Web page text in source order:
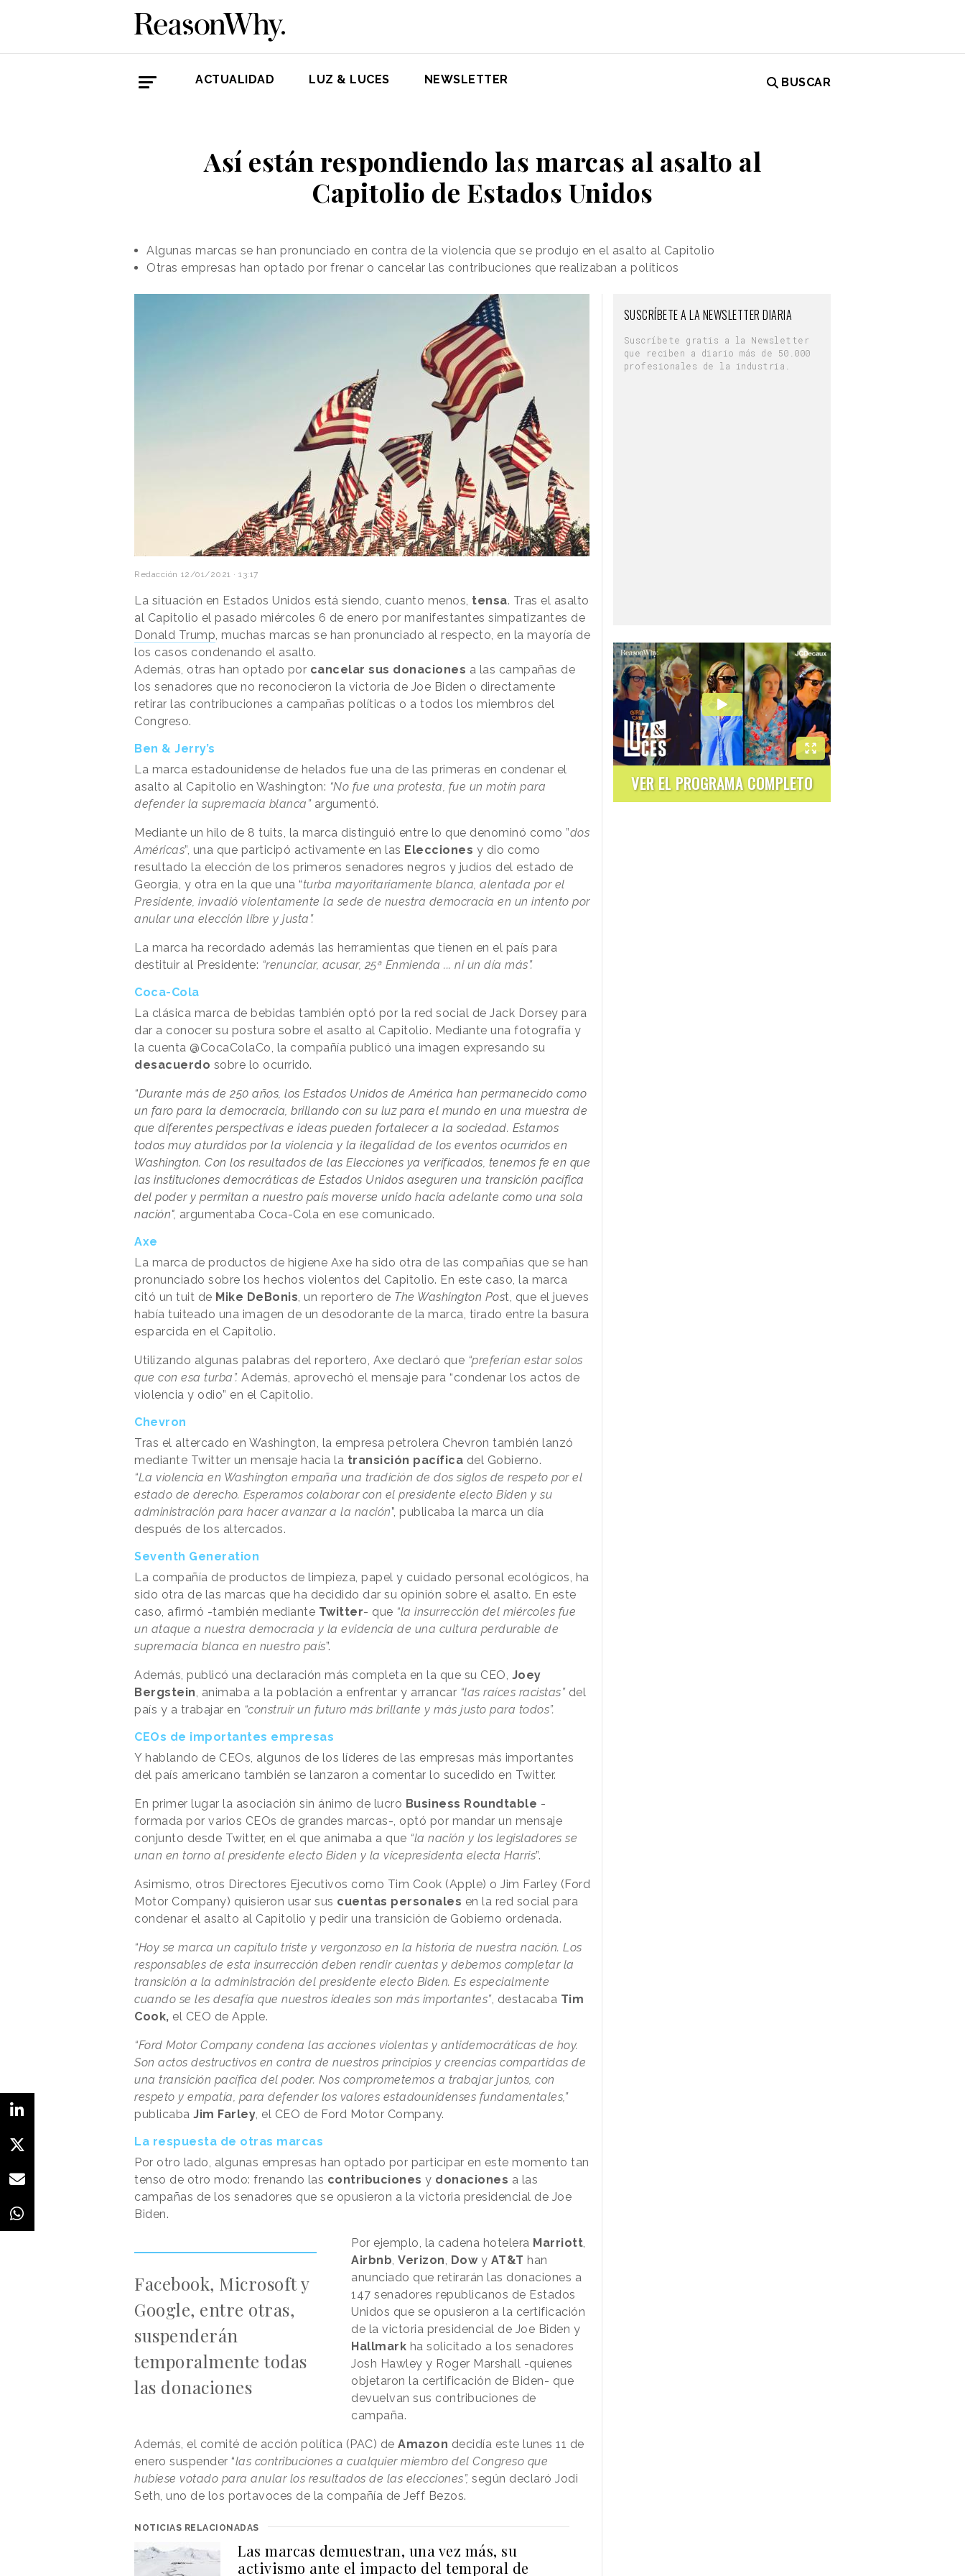
ACTUALIDAD LUZ & LUCES NEWSLETTER BUSCAR
Así están respondiendo las marcas al asalto al
Capitolio de Estados Unidos
Algunas marcas se han pronunciado en contra de la violencia que se produjo en el asalto al Capitolio
Otras empresas han optado por frenar o cancelar las contribuciones que realizaban a políticos
Redacción 12/01/2021 · 13:17
La situación en Estados Unidos está siendo, cuanto menos, tensa. Tras el asalto
al Capitolio el pasado miércoles 6 de enero por manifestantes simpatizantes de
Donald Trump , muchas marcas se han pronunciado al respecto, en la mayoría de
los casos condenando el asalto.
Además, otras han optado por cancelar sus donaciones a las campañas de
los senadores que no reconocieron la victoria de Joe Biden o directamente
retirar las contribuciones a campañas políticas o a todos los miembros del
Congreso.
Ben & Jerry’s
La marca estadounidense de helados fue una de las primeras en condenar el
asalto al Capitolio en Washington: “No fue una protesta, fue un motín para
defender la supremacía blanca”argumentó.
Mediante un hilo de 8 tuits, la marca distinguió entre lo que denominó como ”dos
Américas”, una que participó activamente en las Elecciones y dio como
resultado la elección de los primeros senadores negros y judíos del estado de
Georgia, y otra en la que una “turba mayoritariamente blanca, alentada por el
Presidente, invadió violentamente la sede de nuestra democracia en un intento por
anular una elección libre y justa”.
La marca ha recordado además las herramientas que tienen en el país para
destituir al Presidente: “renunciar, acusar, 25ª Enmienda ... ni un día más”.
Coca-Cola
La clásica marca de bebidas también optó por la red social de Jack Dorsey para
dar a conocer su postura sobre el asalto al Capitolio. Mediante una fotografía y
la cuenta @CocaColaCo, la compañía publicó una imagen expresando su
desacuerdo sobre lo ocurrido.
“Durante más de 250 años, los Estados Unidos de América han permanecido como
un faro para la democracia, brillando con su luz para el mundo en una muestra de
que diferentes perspectivas e ideas pueden fortalecer a la sociedad. Estamos
todos muy aturdidos por la violencia y la ilegalidad de los eventos ocurridos en
Washington. Con los resultados de las Elecciones ya verificados, tenemos fe en que
las instituciones democráticas de Estados Unidos aseguren una transición pacífica
del poder y permitan a nuestro país moverse unido hacia adelante como una sola
nación", argumentaba Coca-Cola en ese comunicado.
Axe
La marca de productos de higiene Axe ha sido otra de las compañías que se han
pronunciado sobre los hechos violentos del Capitolio. En este caso, la marca
citó un tuit de Mike DeBonis , un reportero de The Washington Post, que el jueves
había tuiteado una imagen de un desodorante de la marca, tirado entre la basura
esparcida en el Capitolio.
Utilizando algunas palabras del reportero, Axe declaró que “preferían estar solos
que con esa turba”. Además, aprovechó el mensaje para “condenar los actos de
violencia y odio” en el Capitolio.
Chevron
Tras el altercado en Washington, la empresa petrolera Chevron también lanzó
mediante Twitter un mensaje hacia la transición pacífica del Gobierno.
“La violencia en Washington empaña una tradición de dos siglos de respeto por el
estado de derecho. Esperamos colaborar con el presidente electo Biden y su
administración para hacer avanzar a la nación”, publicaba la marca un día
después de los altercados.
Seventh Generation
La compañía de productos de limpieza, papel y cuidado personal ecológicos, ha
sido otra de las marcas que ha decidido dar su opinión sobre el asalto. En este
caso, afirmó -también mediante Twitter- que “la insurrección del miércoles fue
un ataque a nuestra democracia y la evidencia de una cultura perdurable de
supremacía blanca en nuestro país”.
Además, publicó una declaración más completa en la que su CEO, Joey
Bergstein , animaba a la población a enfrentar y arrancar “las raíces racistas” del
país y a trabajar en “construir un futuro más brillante y más justo para todos”.
CEOs de importantes empresas
Y hablando de CEOs, algunos de los líderes de las empresas más importantes
del país americano también se lanzaron a comentar lo sucedido en Twitter.
En primer lugar la asociación sin ánimo de lucro Business Roundtable -
formada por varios CEOs de grandes marcas-, optó por mandar un mensaje
conjunto desde Twitter, en el que animaba a que “la nación y los legisladores se
unan en torno al presidente electo Biden y la vicepresidenta electa Harris”.
Asimismo, otros Directores Ejecutivos como Tim Cook (Apple) o Jim Farley (Ford
Motor Company) quisieron usar sus cuentas personales en la red social para
condenar el asalto al Capitolio y pedir una transición de Gobierno ordenada.
“Hoy se marca un capítulo triste y vergonzoso en la historia de nuestra nación. Los
responsables de esta insurrección deben rendir cuentas y debemos completar la
transición a la administración del presidente electo Biden. Es especialmente
cuando se les desafía que nuestros ideales son más importantes”, destacaba Tim
Cook, el CEO de Apple.
“Ford Motor Company condena las acciones violentas y antidemocráticas de hoy.
Son actos destructivos en contra de nuestros principios y creencias compartidas de
una transición pacífica del poder. Nos comprometemos a trabajar juntos, con
respeto y empatía, para defender los valores estadounidenses fundamentales,”
publicaba Jim Farley , el CEO de Ford Motor Company.
La respuesta de otras marcas
Por otro lado, algunas empresas han optado por participar en este momento tan
tenso de otro modo: frenando las contribuciones y donaciones a las
campañas de los senadores que se opusieron a la victoria presidencial de Joe
Biden.
Facebook, Microsoft y
Google, entre otras,
suspenderán
temporalmente todas
las donaciones
Por ejemplo, la cadena hotelera Marriott
Airbnb ,Verizon Dowy AT&T han
anunciado que retirarán las donaciones a
147 senadores republicanos de Estados
Unidos que se opusieron a la certificación
de la victoria presidencial de Joe Biden y
Hallmark ha solicitado a los senadores
Josh Hawley y Roger Marshall -quienes
objetaron la certificación de Biden- que
devuelvan sus contribuciones de
campaña.
Además, el comité de acción política (PAC) de Amazon decidía este lunes 11 de
enero suspender “las contribuciones a cualquier miembro del Congreso que
hubiese votado para anular los resultados de las elecciones”, según declaró Jodi
Seth, uno de los portavoces de la compañía de Jeff Bezos.
NOTICIAS RELACIONADAS
Las marcas demuestran, una vez más, su
activismo ante el impacto del temporal de
SUSCRÍBETE A LA NEWSLETTER DIARIA
Suscríbete gratis a la Newsletter
que reciben a diario más de 50.000
profesionales de la industria.
VER EL PROGRAMA COMPLETO